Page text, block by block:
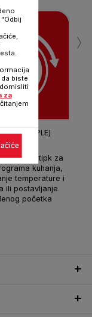
DISPLEJ
tipk za
kuhanja,
temperature i
ili postavljanje
početka
›
biste
za